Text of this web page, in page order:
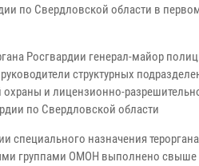
по Свердловской области в
Росгвардии генерал-майор
структурных
и лицензионно-
по Свердловской области
специального назначения
группами ОМОН выполнено свыше